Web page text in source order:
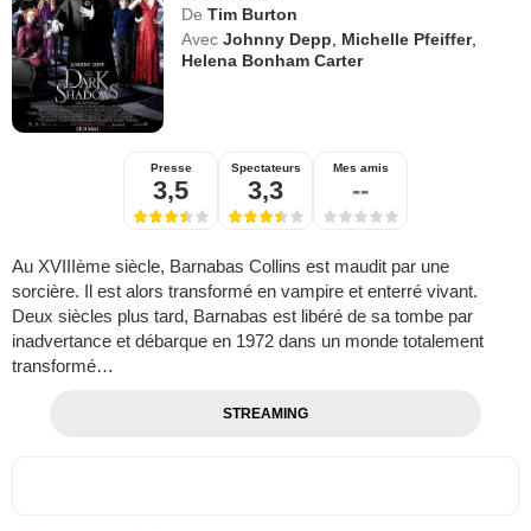
De Tim Burton
Avec Johnny Depp Michelle Pfeiffer,
Helena Bonham Carter
Presse
3,5
Spectateurs
3,3
Mes amis
--
Au XVIIIème siècle, Barnabas Collins est maudit par une
sorcière. Il est alors transformé en vampire et enterré vivant.
Deux siècles plus tard, Barnabas est libéré de sa tombe par
inadvertance et débarque en 1972 dans un monde totalement
transformé…
STREAMING